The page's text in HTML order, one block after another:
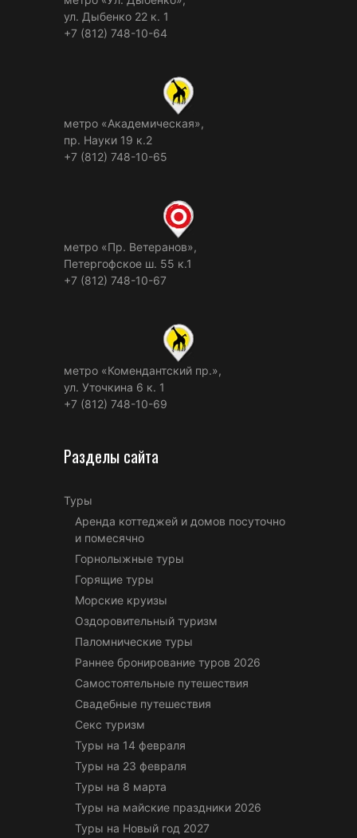
ул. Дыбенко 22 к. 1
+7 (812) 748-10-64
метро «Академическая»,
пр. Науки 19 к.2
+7 (812) 748-10-65
метро «Пр. Ветеранов»,
Петергофское ш. 55 к.1
+7 (812) 748-10-67
метро «Комендантский пр.»,
ул. Уточкина 6 к. 1
+7 (812) 748-10-69
Разделы сайта
Туры
Аренда коттеджей и домов посуточно
и помесячно
Горнолыжные туры
Горящие туры
Морские круизы
Оздоровительный туризм
Паломнические туры
Раннее бронирование туров 2026
Самостоятельные путешествия
Свадебные путешествия
Секс туризм
Туры на 14 февраля
Туры на 23 февраля
Туры на 8 марта
Туры на майские праздники 2026
Туры на Новый год 2027